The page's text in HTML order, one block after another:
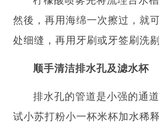
然後，再用海绵一次擦过，就
处细缝，再用牙刷或牙签刷洗剔
顺手清洁排水孔及滤水杯
排水孔的管道是小强的通
试小苏打粉小一杯米杯加水稀